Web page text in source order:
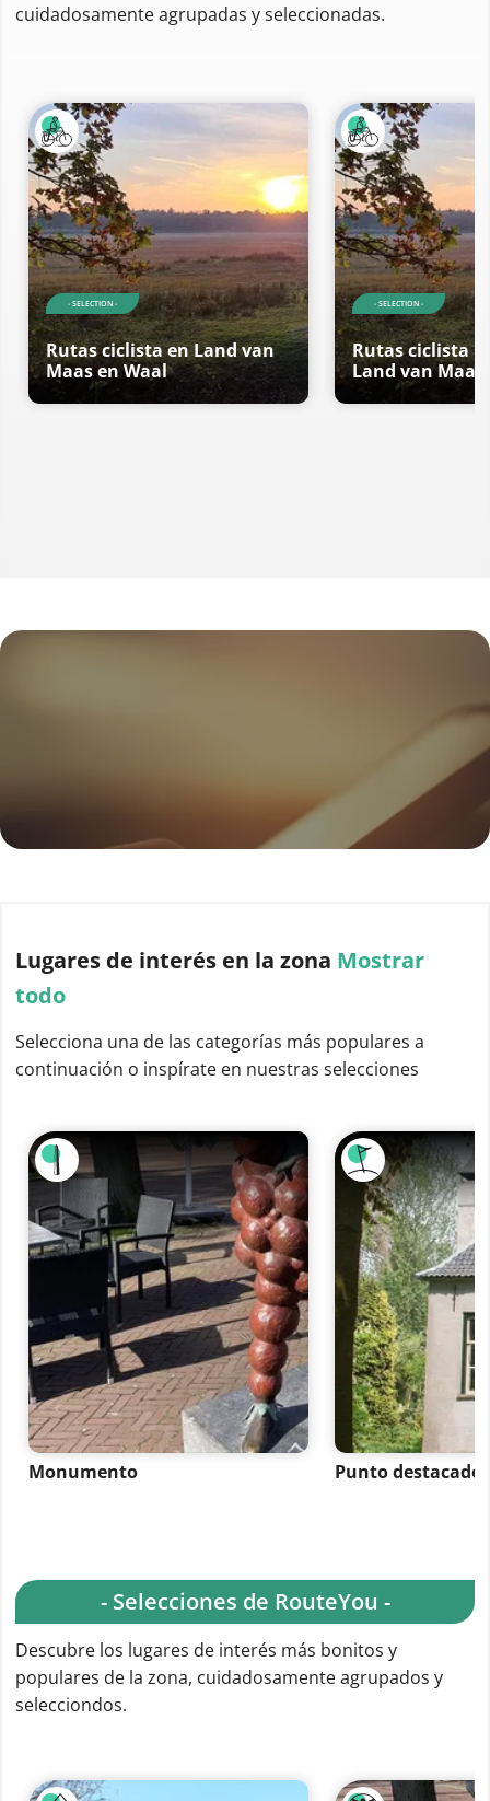
cuidadosamente agrupadas y seleccionadas.
- SELECTION -
Rutas ciclista en Land van
Maas en Waal
- SELECTION -
Rutas ciclista
Land van Maas
Lugares de interés en la zona Mostrar
todo
Selecciona una de las categorías más populares a
continuación o inspírate en nuestras selecciones
Monumento Punto destacado
- Selecciones de RouteYou -
Descubre los lugares de interés más bonitos y
populares de la zona, cuidadosamente agrupados y
selecciondos.